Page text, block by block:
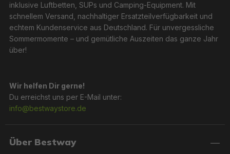
inklusive Luftbetten, SUPs und Camping-Equipment. Mit
schnellem Versand, nachhaltiger Ersatzteilverfügbarkeit und
echtem Kundenservice aus Deutschland. Für unvergessliche
Sommermomente – und gemütliche Auszeiten das ganze Jahr
über!
Wir helfen Dir gerne!
Du erreichst uns per E-Mail unter:
info@bestwaystore.de
Über Bestway